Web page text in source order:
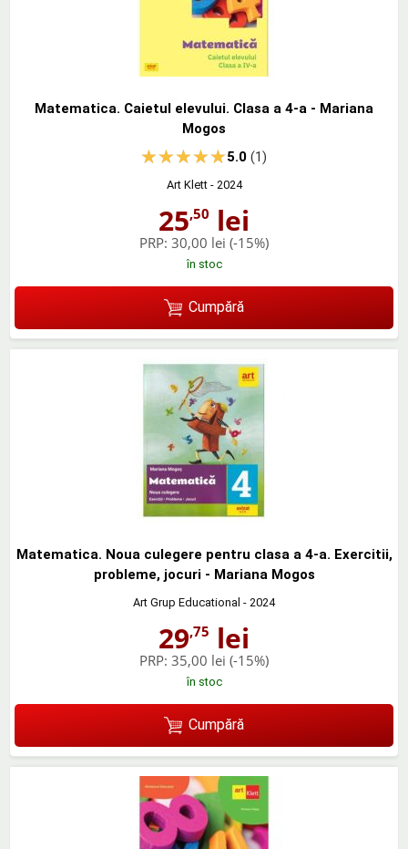
Matematica. Caietul elevului. Clasa a 4-a - Mariana
Mogos
5.0(1)
Art Klett- 2024
25,50 lei
PRP: 30,00 lei (-15%)
în stoc
Cumpără
Matematica. Noua culegere pentru clasa a 4-a. Exercitii,
probleme, jocuri - Mariana Mogos
Art Grup Educational - 2024
29,75 lei
PRP: 35,00 lei (-15%)
în stoc
Cumpără